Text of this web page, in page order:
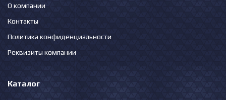
О компании
Контакты
Политика конфиденциальности
Реквизиты компании
Каталог